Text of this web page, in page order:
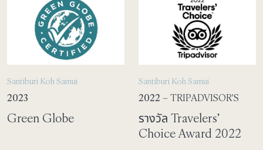
Santiburi Koh Samui
2023
Green Globe
Santiburi Koh Samui
2022 – TRIPADVISOR'S
รางวัล Travelers’
Choice Award 2022